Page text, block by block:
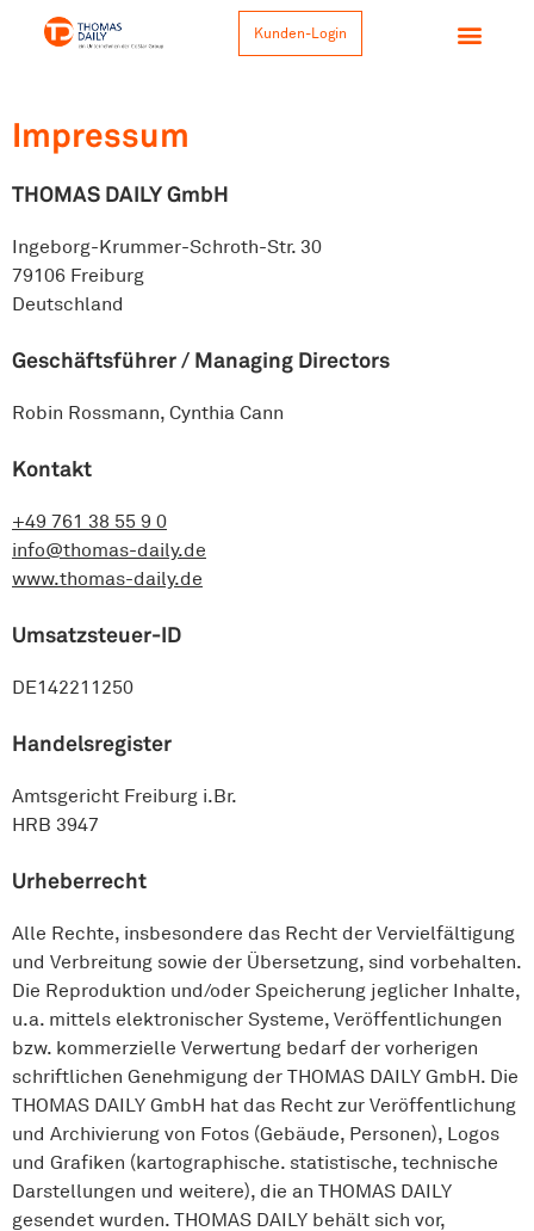
Kunden-Login
Impressum
THOMAS DAILY GmbH
Ingeborg-Krummer-Schroth-Str. 30
79106 Freiburg
Deutschland
Geschäftsführer / Managing Directors
Robin Rossmann, Cynthia Cann
Kontakt
+49 761 38 55 9 0
info@thomas-daily.de
www.thomas-daily.de
Umsatzsteuer-ID
DE142211250
Handelsregister
Amtsgericht Freiburg i.Br.
HRB 3947
Urheberrecht
Alle Rechte, insbesondere das Recht der Verviel­fältigung
und Verbreitung sowie der Übersetzung, sind vorbehalten.
Die Reproduktion und/oder Speicherung jeglicher Inhalte,
u.a. mittels elek­tronischer Systeme, Veröffent­lichungen
bzw. kommerzielle Verwertung bedarf der vorherigen
schriftlichen Genehmigung der THOMAS DAILY GmbH. Die
THOMAS DAILY GmbH hat das Recht zur Veröffentlichung
und Archivierung von Fotos (Gebäude, Personen), Logos
und Grafiken (karto­graphische. statistische, technische
Darstellungen und weitere), die an THOMAS DAILY
gesendet wurden. THOMAS DAILY behält sich vor,